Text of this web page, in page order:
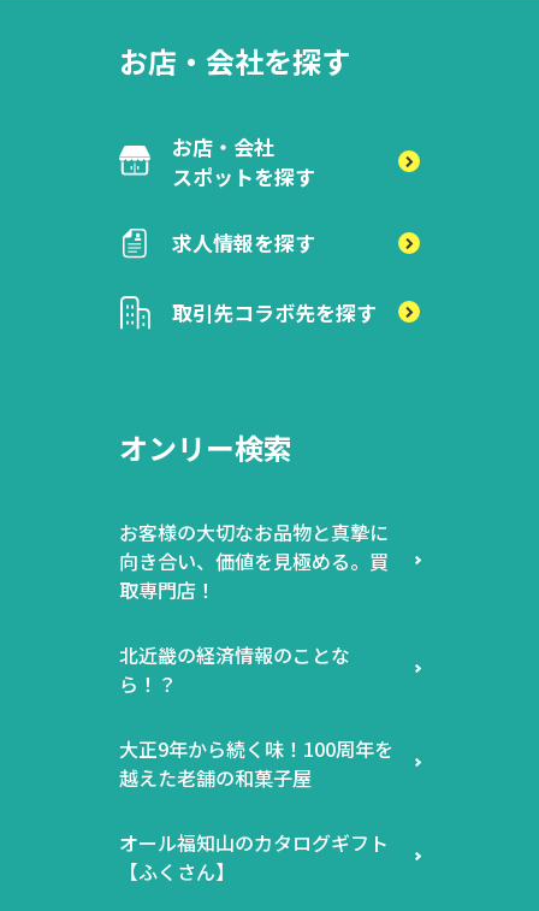
お店・会社を探す
お店・会社
スポットを探す
求人情報を探す
取引先コラボ先を探す
オンリー検索
お客様の大切なお品物と真摯に
向き合い、価値を見極める。買
取専門店！
北近畿の経済情報のことな
ら！？
大正9年から続く味！100周年を
越えた老舗の和菓子屋
オール福知山のカタログギフト
【ふくさん】